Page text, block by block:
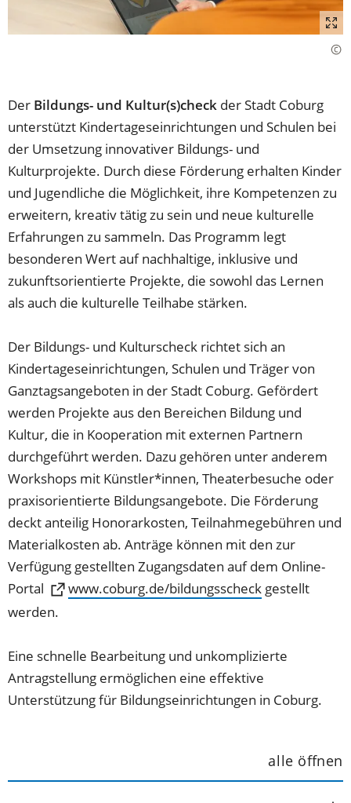
Der Bildungs- und Kultur(s)check der Stadt Coburg
unterstützt Kindertageseinrichtungen und Schulen bei
der Umsetzung innovativer Bildungs- und
Kulturprojekte. Durch diese Förderung erhalten Kinder
und Jugendliche die Möglichkeit, ihre Kompetenzen zu
erweitern, kreativ tätig zu sein und neue kulturelle
Erfahrungen zu sammeln. Das Programm legt
besonderen Wert auf nachhaltige, inklusive und
zukunftsorientierte Projekte, die sowohl das Lernen
als auch die kulturelle Teilhabe stärken.
Der Bildungs- und Kulturscheck richtet sich an
Kindertageseinrichtungen, Schulen und Träger von
Ganztagsangeboten in der Stadt Coburg. Gefördert
werden Projekte aus den Bereichen Bildung und
Kultur, die in Kooperation mit externen Partnern
durchgeführt werden. Dazu gehören unter anderem
Workshops mit Künstler*innen, Theaterbesuche oder
praxisorientierte Bildungsangebote. Die Förderung
deckt anteilig Honorarkosten, Teilnahmegebühren und
Materialkosten ab. Anträge können mit den zur
Verfügung gestellten Zugangsdaten auf dem Online-
Portal
www.coburg.de/bildungsscheck
(Öffnet
in
neuen
Tab)
gestellt
werden.
Eine schnelle Bearbeitung und unkomplizierte
Antragstellung ermöglichen eine effektive
Unterstützung für Bildungseinrichtungen in Coburg.
alle öffnen